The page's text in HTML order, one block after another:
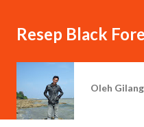
Resep Black
Oleh